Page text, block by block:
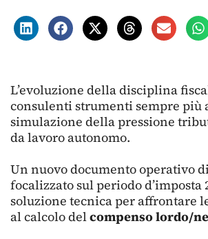
L’evoluzione della disciplina
consulenti strumenti sempre più
simulazione della pressione
da lavoro autonomo.
Un nuovo documento operativo
focalizzato sul periodo d’imposta
soluzione tecnica per affrontare
al calcolo delcompenso lordo/